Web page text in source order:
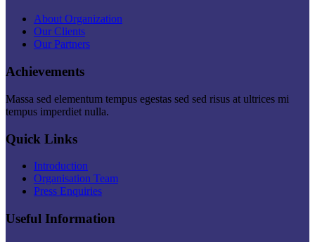
About Organization
Our Clients
Our Partners
Achievements
Massa sed elementum tempus egestas sed sed risus at ultrices mi
tempus imperdiet nulla.
Quick Links
Introduction
Organisation Team
Press Enquiries
Useful Information